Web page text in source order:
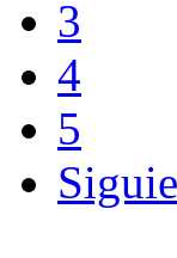
3
4
5